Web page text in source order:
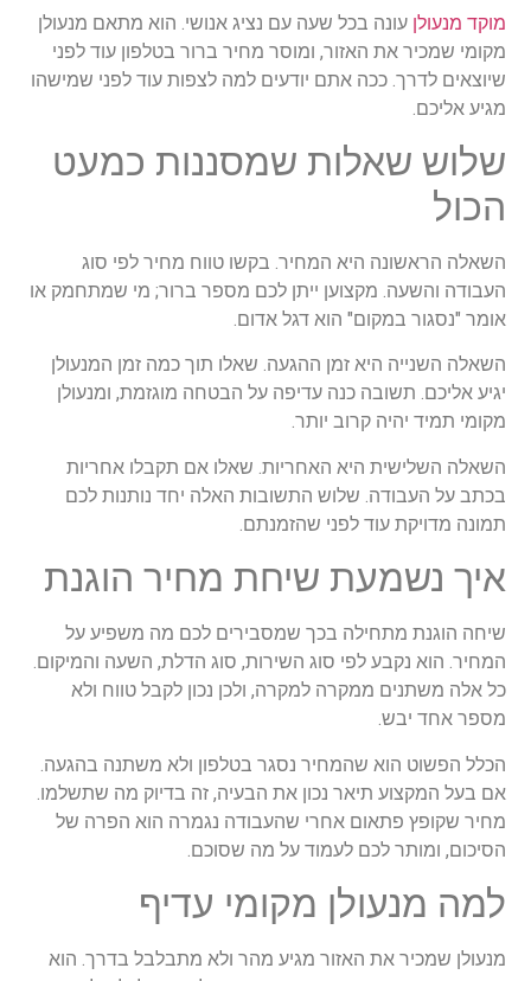
מוקד מנעולן עונה בכל שעה עם נציג אנושי. הוא מתאם מנעולן
מקומי שמכיר את האזור, ומוסר מחיר ברור בטלפון עוד לפני
שיוצאים לדרך. ככה אתם יודעים למה לצפות עוד לפני שמישהו
מגיע אליכם.
שלוש שאלות שמסננות כמעט
הכול
השאלה הראשונה היא המחיר. בקשו טווח מחיר לפי סוג
העבודה והשעה. מקצוען ייתן לכם מספר ברור; מי שמתחמק או
אומר "נסגור במקום" הוא דגל אדום.
השאלה השנייה היא זמן ההגעה. שאלו תוך כמה זמן המנעולן
יגיע אליכם. תשובה כנה עדיפה על הבטחה מוגזמת, ומנעולן
מקומי תמיד יהיה קרוב יותר.
השאלה השלישית היא האחריות. שאלו אם תקבלו אחריות
בכתב על העבודה. שלוש התשובות האלה יחד נותנות לכם
תמונה מדויקת עוד לפני שהזמנתם.
איך נשמעת שיחת מחיר הוגנת
שיחה הוגנת מתחילה בכך שמסבירים לכם מה משפיע על
המחיר. הוא נקבע לפי סוג השירות, סוג הדלת, השעה והמיקום.
כל אלה משתנים ממקרה למקרה, ולכן נכון לקבל טווח ולא
מספר אחד יבש.
הכלל הפשוט הוא שהמחיר נסגר בטלפון ולא משתנה בהגעה.
אם בעל המקצוע תיאר נכון את הבעיה, זה בדיוק מה שתשלמו.
מחיר שקופץ פתאום אחרי שהעבודה נגמרה הוא הפרה של
הסיכום, ומותר לכם לעמוד על מה שסוכם.
למה מנעולן מקומי עדיף
מנעולן שמכיר את האזור מגיע מהר ולא מתבלבל בדרך. הוא